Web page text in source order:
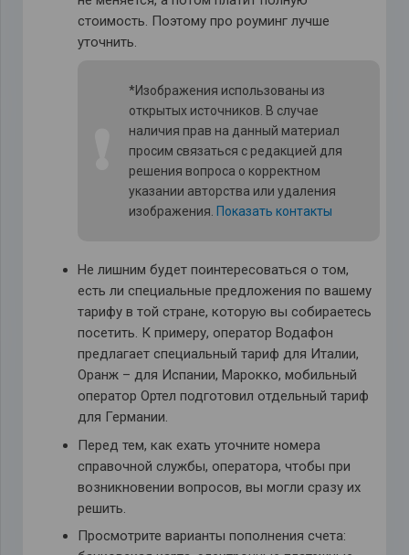
стоимость. Поэтому про роуминг лучше
уточнить.
*Изображения использованы из
открытых источников. В случае
наличия прав на данный материал
просим связаться с редакцией для
решения вопроса о корректном
указании авторства или удаления
изображения. Показать контакты
Не лишним будет поинтересоваться о том,
есть ли специальные предложения по вашему
тарифу в той стране, которую вы собираетесь
посетить. К примеру, оператор Водафон
предлагает специальный тариф для Италии,
Оранж – для Испании, Марокко, мобильный
оператор Ортел подготовил отдельный тариф
для Германии.
Перед тем, как ехать уточните номера
справочной службы, оператора, чтобы при
возникновении вопросов, вы могли сразу их
решить.
Просмотрите варианты пополнения счета: